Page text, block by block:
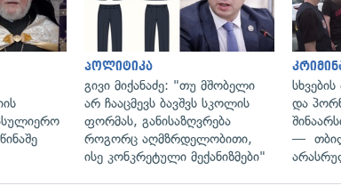
პოლიტიკა
გივი მიქანაძე: "თუ მშობელი
არ ჩააცმევს ბავშვს სკოლის
ფორმას, განისაზღვრება
როგორც აღმზრდელობითი,
ისე კონკრეტული მექანიზმები"
და
—